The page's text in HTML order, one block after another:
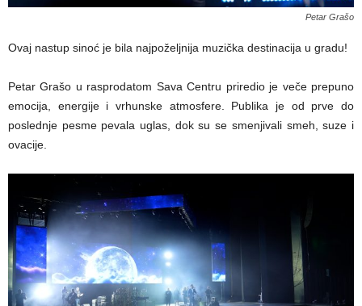
Petar Grašo
Ovaj nastup sinoć je bila najpoželjnija muzička destinacija u gradu!
Petar Grašo u rasprodatom Sava Centru priredio je veče prepuno
emocija, energije i vrhunske atmosfere. Publika je od prve do
poslednje pesme pevala uglas, dok su se smenjivali smeh, suze i
ovacije.